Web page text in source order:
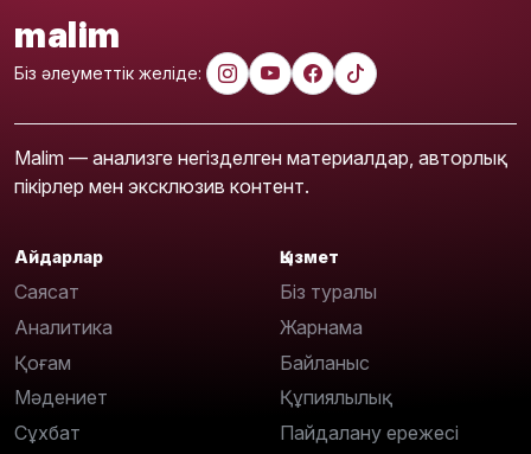
malim
Біз әлеуметтік желіде:
Malim — анализге негізделген материалдар, авторлық
пікірлер мен эксклюзив контент.
Айдарлар
Саясат
Аналитика
Қоғам
Мәдениет
Сұхбат
Қызмет
Біз туралы
Жарнама
Байланыс
Құпиялылық
Пайдалану ережесі